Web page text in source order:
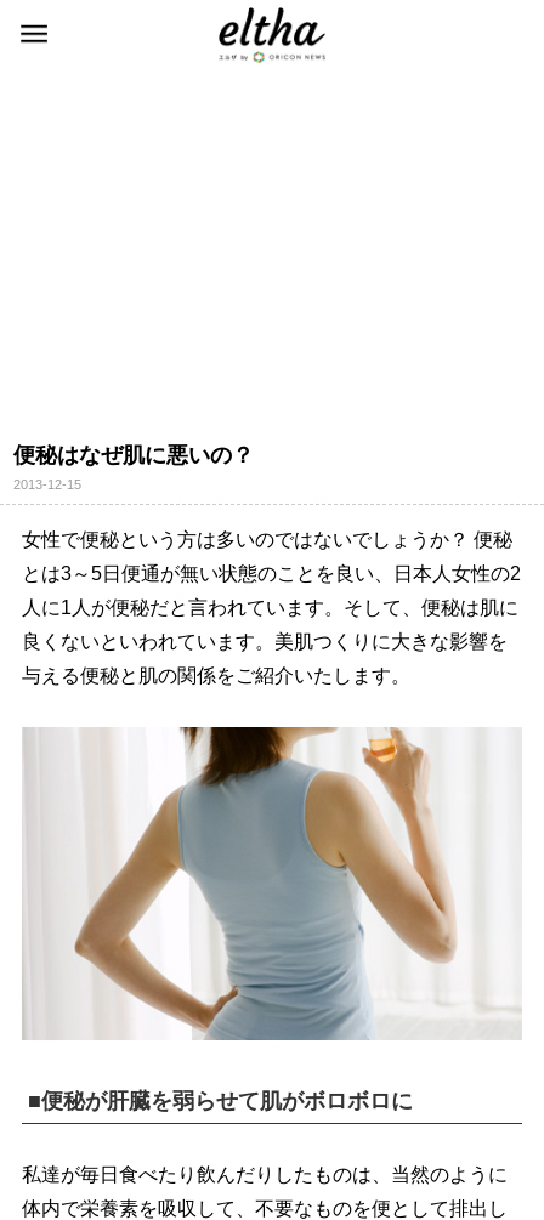
便秘はなぜ肌に悪いの？
2013-12-15
女性で便秘という方は多いのではないでしょうか？ 便秘
とは3～5日便通が無い状態のことを良い、日本人女性の2
人に1人が便秘だと言われています。そして、便秘は肌に
良くないといわれています。美肌つくりに大きな影響を
与える便秘と肌の関係をご紹介いたします。
■便秘が肝臓を弱らせて肌がボロボロに
私達が毎日食べたり飲んだりしたものは、当然のように
体内で栄養素を吸収して、不要なものを便として排出し